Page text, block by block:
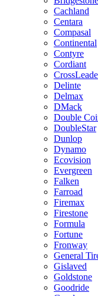
Cachland
Centara
Compasal
Continental
Contyre
Cordiant
Delinte
Delmax
DMack
Double
DoubleStar
Dunlop
Dynamo
Ecovision
Evergreen
Falken
Farroad
Firemax
Firestone
Formula
Fortune
Fronway
General
Gislaved
Goldstone
Goodride